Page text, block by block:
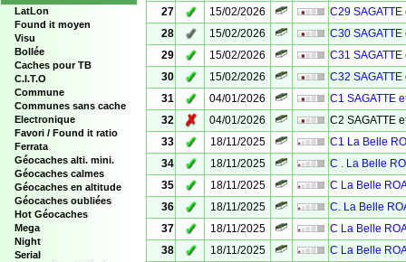
LatLon
Found it moyen
Visu
Bollée
Caches pour TB
C.I.T.O
Commune
Communes sans cache
Electronique
Favori / Found it ratio
Ferrata
Géocaches alti. mini.
Géocaches calmes
Géocaches en altitude
Géocaches oubliées
Hot Géocaches
Mega
Night
Serial
27
✓ 15/02/2026
C29 SAGATTE
28
✓ 15/02/2026
C30 SAGATTE
29
✓ 15/02/2026
C31 SAGATTE
30
✓ 15/02/2026
C32 SAGATTE
31
✓ 04/01/2026
C1 SAGATTE
32
✗ 04/01/2026
C2 SAGATTE
33
✓ 18/11/2025
C1 La Belle
34
✓ 18/11/2025
C . La Belle
35
✓ 18/11/2025
C La Belle
36
✓ 18/11/2025
C. La Belle
37
✓ 18/11/2025
C La Belle
38
✓ 18/11/2025
C La Belle